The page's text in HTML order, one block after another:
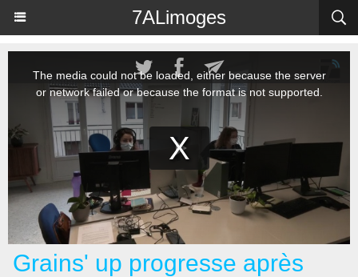
7ALimoges
Grains' up progresse après